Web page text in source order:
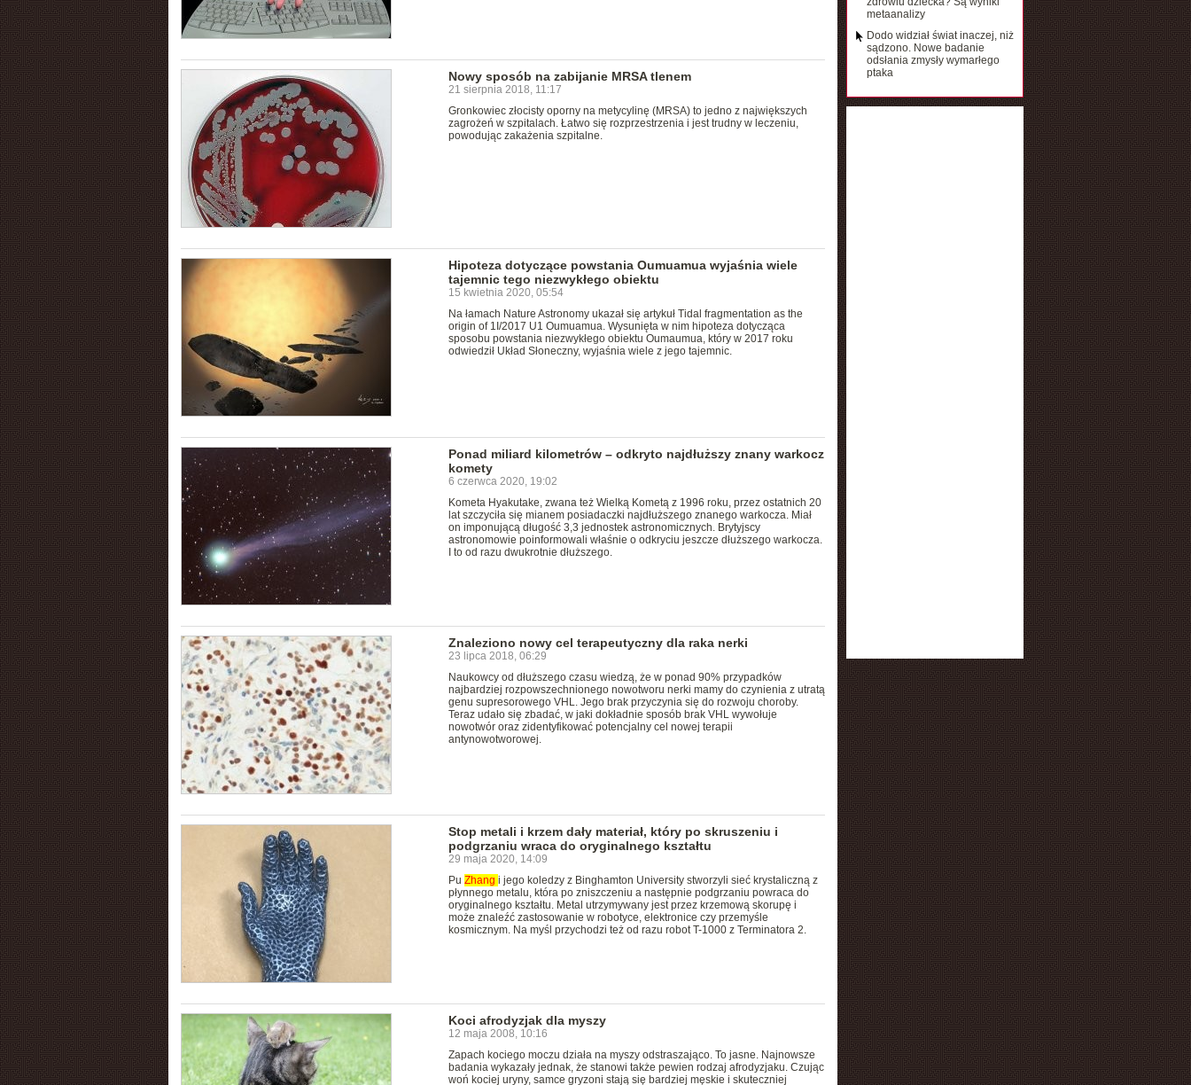
Nowy sposób na zabijanie MRSA tlenem
21 sierpnia 2018, 11:17
Gronkowiec złocisty oporny na metycylinę (MRSA) to jedno z największych
zagrożeń w szpitalach. Łatwo się rozprzestrzenia i jest trudny w leczeniu,
powodując zakażenia szpitalne.
Hipoteza dotyczące powstania Oumuamua wyjaśnia wiele
tajemnic tego niezwykłego obiektu
15 kwietnia 2020, 05:54
Na łamach Nature Astronomy ukazał się artykuł Tidal fragmentation as the
origin of 1I/2017 U1 Oumuamua. Wysunięta w nim hipoteza dotycząca
sposobu powstania niezwykłego obiektu Oumaumua, który w 2017 roku
odwiedził Układ Słoneczny, wyjaśnia wiele z jego tajemnic.
Ponad miliard kilometrów – odkryto najdłuższy znany warkocz
komety
6 czerwca 2020, 19:02
Kometa Hyakutake, zwana też Wielką Kometą z 1996 roku, przez ostatnich 20
lat szczyciła się mianem posiadaczki najdłuższego znanego warkocza. Miał
on imponującą długość 3,3 jednostek astronomicznych. Brytyjscy
astronomowie poinformowali właśnie o odkryciu jeszcze dłuższego warkocza.
I to od razu dwukrotnie dłuższego.
Znaleziono nowy cel terapeutyczny dla raka nerki
23 lipca 2018, 06:29
Naukowcy od dłuższego czasu wiedzą, że w ponad 90% przypadków
najbardziej rozpowszechnionego nowotworu nerki mamy do czynienia z utratą
genu supresorowego VHL. Jego brak przyczynia się do rozwoju choroby.
Teraz udało się zbadać, w jaki dokładnie sposób brak VHL wywołuje
nowotwór oraz zidentyfikować potencjalny cel nowej terapii
antynowotworowej.
Stop metali i krzem dały materiał, który po skruszeniu i
podgrzaniu wraca do oryginalnego kształtu
29 maja 2020, 14:09
Pu Zhang i jego koledzy z Binghamton University stworzyli sieć krystaliczną z
płynnego metalu, która po zniszczeniu a następnie podgrzaniu powraca do
oryginalnego kształtu. Metal utrzymywany jest przez krzemową skorupę i
może znaleźć zastosowanie w robotyce, elektronice czy przemyśle
kosmicznym. Na myśl przychodzi też od razu robot T-1000 z Terminatora 2.
Koci afrodyzjak dla myszy
12 maja 2008, 10:16
Zapach kociego moczu działa na myszy odstraszająco. To jasne. Najnowsze
badania wykazały jednak, że stanowi także pewien rodzaj afrodyzjaku. Czując
woń kociej uryny, samce gryzoni stają się bardziej męskie i skuteczniej
metaanalizy
Dodo widział świat inaczej, niż
sądzono. Nowe badanie
odsłania zmysły wymarłego
ptaka